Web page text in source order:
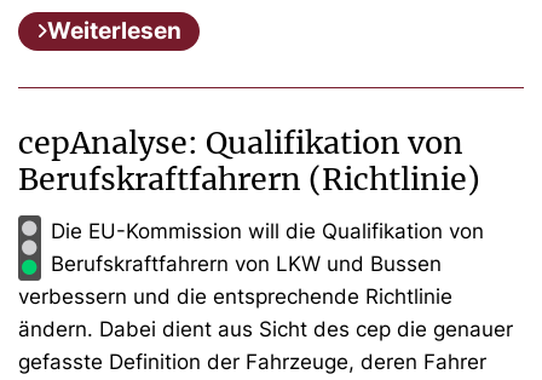
Weiterlesen
cepAnalyse: Qualifikation von
Berufskraftfahrern (Richtlinie)
Die EU-Kommission will die Qualifikation von
Berufskraftfahrern von LKW und Bussen
verbessern und die entsprechende Richtlinie
ändern. Dabei dient aus Sicht des cep die genauer
gefasste Definition der Fahrzeuge, deren Fahrer